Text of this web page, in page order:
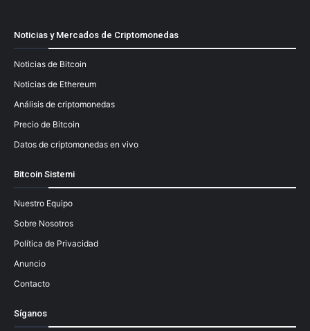
Noticias y Mercados de Criptomonedas
Noticias de Bitcoin
Noticias de Ethereum
Análisis de criptomonedas
Precio de Bitcoin
Datos de criptomonedas en vivo
Bitcoin Sistemi
Nuestro Equipo
Sobre Nosotros
Política de Privacidad
Anuncio
Contacto
Síganos